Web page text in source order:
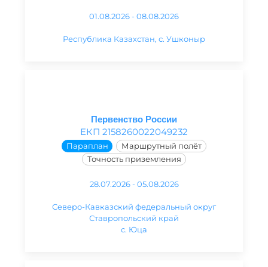
01.08.2026 - 08.08.2026
Республика Казахстан, с. Ушконыр
Первенство России
ЕКП 2158260022049232
Параплан
Маршрутный полёт
Точность приземления
28.07.2026 - 05.08.2026
Северо-Кавказский федеральный округ
Ставропольский край
с. Юца